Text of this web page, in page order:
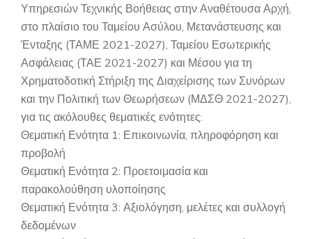
Υπηρεσιών Τεχνικής Βοήθειας στην Αναθέτουσα Αρχή,
στο πλαίσιο του Ταμείου Ασύλου, Μετανάστευσης και
Ένταξης (ΤΑΜΕ 2021-2027), Ταμείου Εσωτερικής
Ασφάλειας (ΤΑΕ 2021-2027) και Μέσου για τη
Χρηματοδοτική Στήριξη της Διαχείρισης των Συνόρων
και την Πολιτική των Θεωρήσεων (ΜΔΣΘ 2021-2027),
για τις ακόλουθες θεματικές ενότητες:
Θεματική Ενότητα 1: Επικοινωνία, πληροφόρηση και
προβολή
Θεματική Ενότητα 2: Προετοιμασία και
παρακολούθηση υλοποίησης
Θεματική Ενότητα 3: Αξιολόγηση, μελέτες και συλλογή
δεδομένων